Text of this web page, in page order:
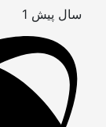
1 سال پیش